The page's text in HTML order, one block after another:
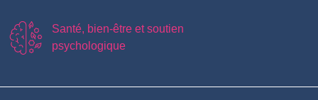
Santé, bien-être et soutien
psychologique